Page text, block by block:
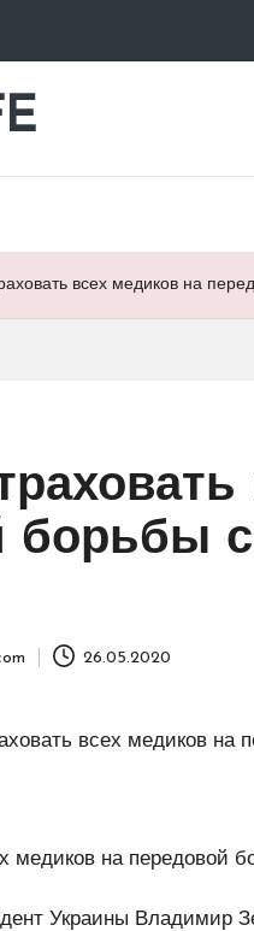
всех медиков на
борьбы с
26.05.2020
Украины Владимир